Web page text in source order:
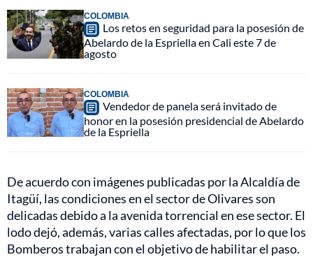
COLOMBIA
Los retos en seguridad para la posesión de
Abelardo de la Espriella en Cali este 7 de
agosto
COLOMBIA
Vendedor de panela será invitado de
honor en la posesión presidencial de Abelardo
de la Espriella
De acuerdo con imágenes publicadas por la Alcaldía de
Itagüí, las condiciones en el sector de Olivares son
delicadas debido a la avenida torrencial en ese sector. El
lodo dejó, además, varias calles afectadas, por lo que los
Bomberos trabajan con el objetivo de habilitar el paso.